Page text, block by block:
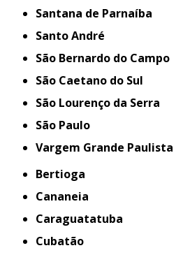
Santana de Parnaíba
Santo André
São Bernardo do Campo
São Caetano do Sul
São Lourenço da Serra
São Paulo
Vargem Grande Paulista
Bertioga
Cananeia
Caraguatatuba
Cubatão